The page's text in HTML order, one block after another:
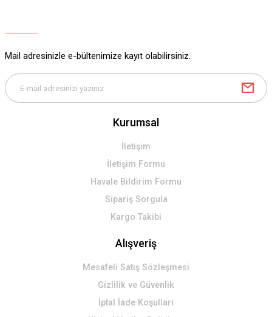
Bu ürüne benzer farklı alternatifler olmalı.
Gönder
Mail adresinizle e-bültenimize kayıt olabilirsiniz.
Kurumsal
İletişim
İletişim Formu
Havale Bildirim Formu
Sipariş Sorgula
Kargo Takibi
Alışveriş
Mesafeli Satış Sözleşmesi
Gizlilik ve Güvenlik
İptal İade Koşullari